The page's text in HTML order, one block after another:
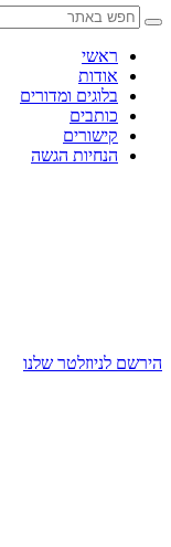
Skip
contentראשי
אודות
בלוגים ומדורים
כותבים
קישורים
הנחיות הגשה
הירשם לניוזלטר שלנו